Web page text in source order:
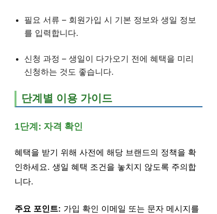
필요 서류 – 회원가입 시 기본 정보와 생일 정보
를 입력합니다.
신청 과정 – 생일이 다가오기 전에 혜택을 미리
신청하는 것도 좋습니다.
단계별 이용 가이드
1단계: 자격 확인
혜택을 받기 위해 사전에 해당 브랜드의 정책을 확
인하세요. 생일 혜택 조건을 놓치지 않도록 주의합
니다.
주요 포인트: 가입 확인 이메일 또는 문자 메시지를